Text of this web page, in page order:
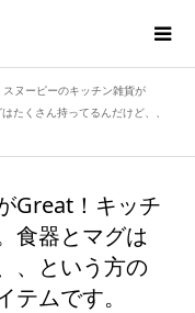
スヌーピーのキッチン雑貨が
たくさん持ってるんだけど、、
Great！キッチ
食器とマグは
、という方の
ムです。